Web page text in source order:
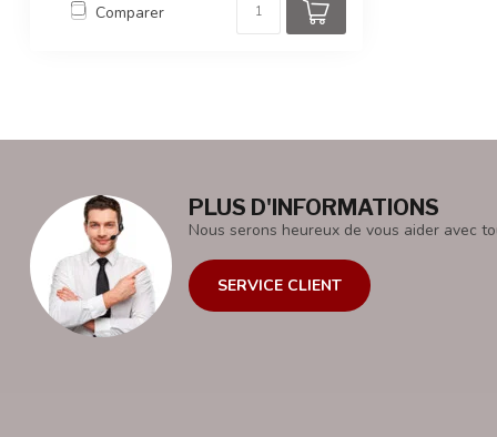
Comparer
PLUS D'INFORMATIONS
Nous serons heureux de vous aider avec
SERVICE CLIENT